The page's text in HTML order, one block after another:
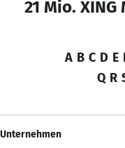
21 Mio.
A B C D E
Q R
Unternehmen